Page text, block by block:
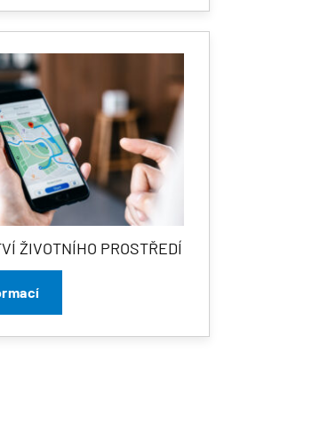
ŽIVOTNÍHO PROSTŘEDÍ